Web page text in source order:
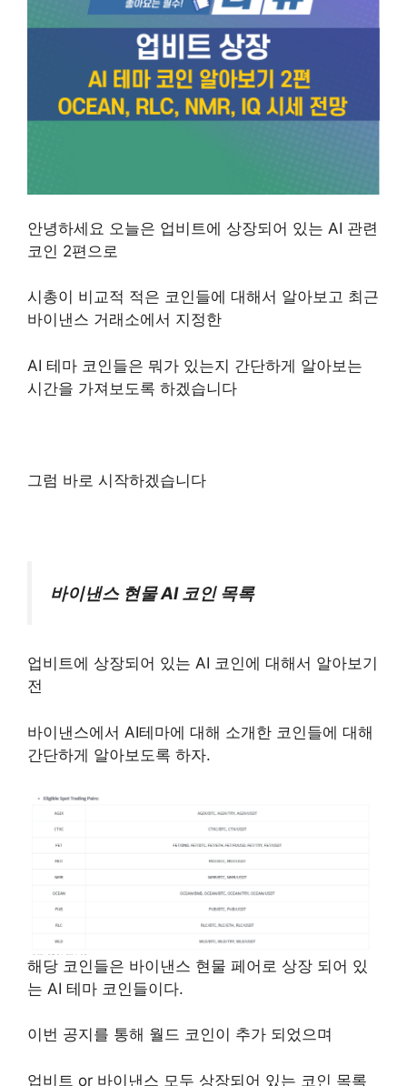
안녕하세요 오늘은 업비트에 상장되어 있는 AI 관련
코인 2편으로
시총이 비교적 적은 코인들에 대해서 알아보고 최근
바이낸스 거래소에서 지정한
AI 테마 코인들은 뭐가 있는지 간단하게 알아보는
시간을 가져보도록 하겠습니다
그럼 바로 시작하겠습니다
바이낸스 현물 AI 코인 목록
업비트에 상장되어 있는 AI 코인에 대해서 알아보기
전
바이낸스에서 AI테마에 대해 소개한 코인들에 대해
간단하게 알아보도록 하자.
해당 코인들은 바이낸스 현물 페어로 상장 되어 있
는 AI 테마 코인들이다.
이번 공지를 통해 월드 코인이 추가 되었으며
업비트 or 바이낸스 모두 상장되어 있는 코인 목록